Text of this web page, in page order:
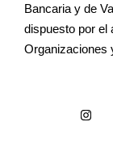
Bancaria y de
dispuesto por el
Organizaciones